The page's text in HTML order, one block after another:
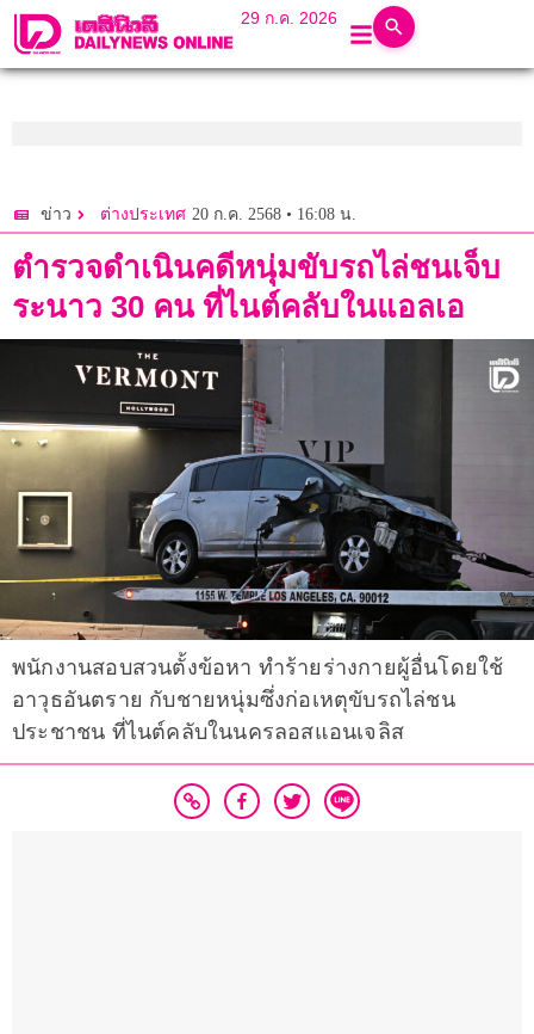
29 ก.ค. 2026
ข่าว ต่างประเทศ 20 ก.ค. 2568 • 16:08 น.
ตำรวจดำเนินคดีหนุ่มขับรถไล่ชนเจ็บ
ระนาว 30 คน ที่ไนต์คลับในแอลเอ
พนักงานสอบสวนตั้งข้อหา ทำร้ายร่างกายผู้อื่นโดยใช้
อาวุธอันตราย กับชายหนุ่มซึ่งก่อเหตุขับรถไล่ชน
ประชาชน ที่ไนต์คลับในนครลอสแอนเจลิส